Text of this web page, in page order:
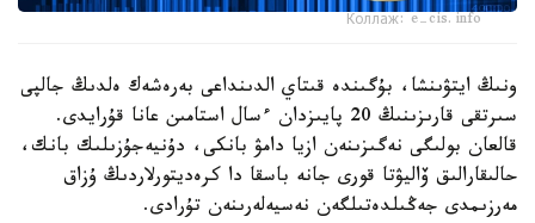
Коллаж: e-cis.info
ونىڭ ايتۋىنشا، بۇگىندە قىتاي الدىنداعى بەرەشەك ەلدىڭ جالپى
سىرتقى قارىزىنىڭ 20 پايىزدان ءسال استامىن عانا قۇرايدى.
قالعان بولىگى نەگىزىنەن ازيا دامۋ بانكى، دۇنيەجۇزىلىك بانك،
حالىقارالىق ۆاليۋتا قورى جانە باسقا دا كرەديتورلاردىڭ ۇزاق
مەرزىمدى جەڭىلدەتىلگەن نەسيەلەرىنەن تۇرادى.